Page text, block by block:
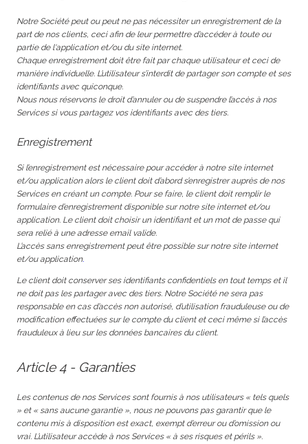
Notre Société peut ou peut ne pas nécessiter un enregistrement de la
part de nos clients, ceci afin de leur permettre d’accéder à toute ou
partie de l'application et/ou du site internet.
Chaque enregistrement doit être fait par chaque utilisateur et ceci de
manière individuelle. L’utilisateur s’interdit de partager son compte et ses
identifiants avec quiconque.
Nous nous réservons le droit d’annuler ou de suspendre l’accès à nos
Services si vous partagez vos identifiants avec des tiers.
Enregistrement
Si l’enregistrement est nécessaire pour accéder à notre site internet
et/ou application alors le client doit d’abord s’enregistrer auprès de nos
Services en créant un compte. Pour se faire, le client doit remplir le
formulaire d’enregistrement disponible sur notre site internet et/ou
application. Le client doit choisir un identifiant et un mot de passe qui
sera relié à une adresse email valide.
L’accès sans enregistrement peut être possible sur notre site internet
et/ou application.
Le client doit conserver ses identifiants confidentiels en tout temps et il
ne doit pas les partager avec des tiers. Notre Société ne sera pas
responsable en cas d’accès non autorisé, d’utilisation frauduleuse ou de
modification effectuées sur le compte du client et ceci même si l’accès
frauduleux à lieu sur les données bancaires du client.
Article 4 - Garanties
Les contenus de nos Services sont fournis à nos utilisateurs « tels quels
» et « sans aucune garantie », nous ne pouvons pas garantir que le
contenu mis à disposition est exact, exempt d’erreur ou d’omission ou
vrai. L’utilisateur accède à nos Services « à ses risques et périls ».